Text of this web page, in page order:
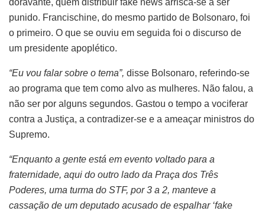
doravante, quem distribuir fake news arrisca-se a ser
punido. Francischine, do mesmo partido de Bolsonaro, foi
o primeiro. O que se ouviu em seguida foi o discurso de
um presidente apoplético.
“Eu vou falar sobre o tema”, disse Bolsonaro, referindo-se
ao programa que tem como alvo as mulheres. Não falou, a
não ser por alguns segundos. Gastou o tempo a vociferar
contra a Justiça, a contradizer-se e a ameaçar ministros do
Supremo.
“Enquanto a gente está em evento voltado para a
fraternidade, aqui do outro lado da Praça dos Três
Poderes, uma turma do STF, por 3 a 2, manteve a
cassação de um deputado acusado de espalhar ‘fake